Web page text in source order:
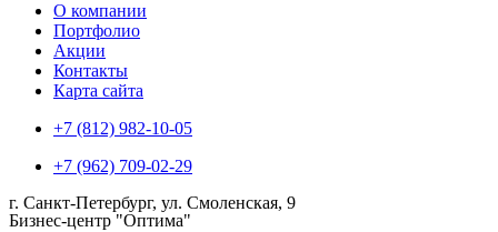
О компании
Портфолио
Акции
Контакты
Карта сайта
+7 (812) 982-10-05
+7 (962) 709-02-29
г. Санкт-Петербург, ул. Смоленская, 9
Бизнес-центр "Оптима"